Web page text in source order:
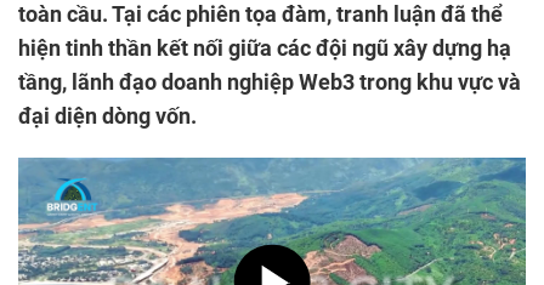
toàn cầu. Tại các phiên tọa đàm, tranh luận đã thể
hiện tinh thần kết nối giữa các đội ngũ xây dựng hạ
tầng, lãnh đạo doanh nghiệp Web3 trong khu vực và
đại diện dòng vốn.